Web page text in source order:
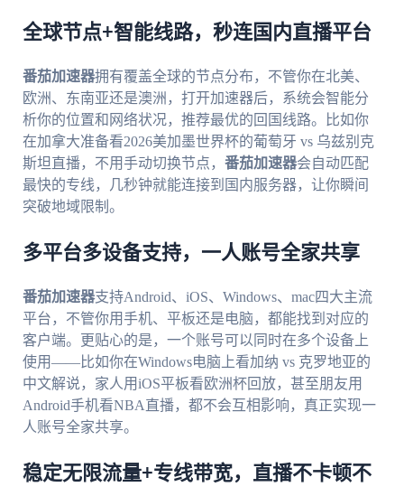
全球节点+智能线路，秒连国内直播平台
番茄加速器拥有覆盖全球的节点分布，不管你在北美、
欧洲、东南亚还是澳洲，打开加速器后，系统会智能分
析你的位置和网络状况，推荐最优的回国线路。比如你
在加拿大准备看2026美加墨世界杯的葡萄牙 vs 乌兹别克
斯坦直播，不用手动切换节点， 番茄加速器会自动匹配
最快的专线，几秒钟就能连接到国内服务器，让你瞬间
突破地域限制。
多平台多设备支持，一人账号全家共享
番茄加速器支持Android、iOS、Windows、mac四大主流
平台，不管你用手机、平板还是电脑，都能找到对应的
客户端。更贴心的是，一个账号可以同时在多个设备上
使用——比如你在Windows电脑上看加纳 vs 克罗地亚的
中文解说，家人用iOS平板看欧洲杯回放，甚至朋友用
Android手机看NBA直播，都不会互相影响，真正实现一
人账号全家共享。
稳定无限流量+专线带宽，直播不卡顿不